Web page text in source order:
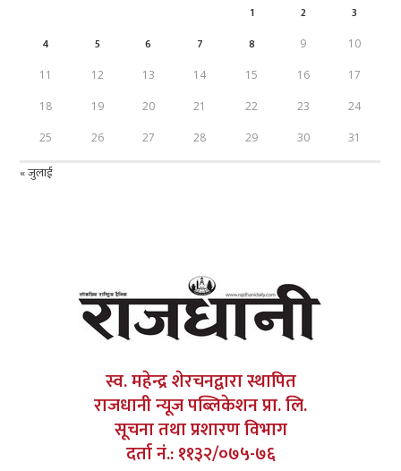
1 2
3
4
5 6 7 8 9 10
11 12 13 14 15 16 17
18 19 20 21 22 23 24
25 26 27 28 29 30 31
« जुलाई
स्व. महेन्द्र शेरचनद्वारा स्थापित
राजधानी न्यूज पब्लिकेशन प्रा. लि.
सूचना तथा प्रशारण विभाग
दर्ता नं.: ११३२/०७५-७६